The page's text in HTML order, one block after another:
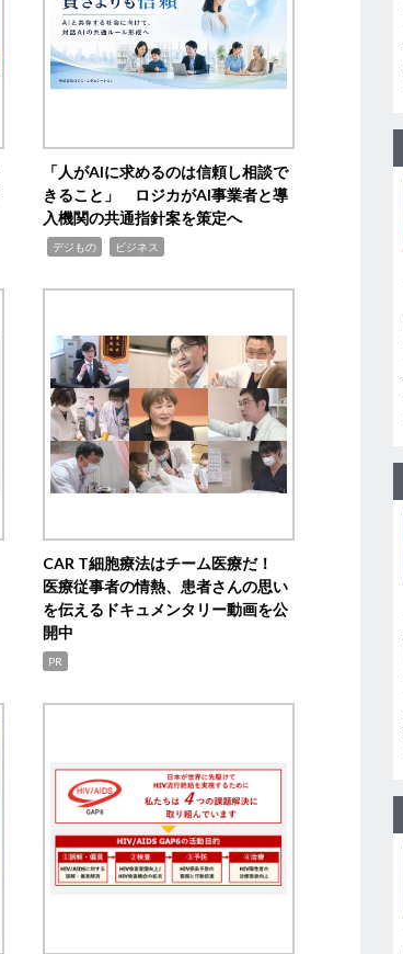
「人がAIに求めるのは信頼し相談で
きること」 ロジカがAI事業者と導
入機関の共通指針案を策定へ
デジもの ビジネス
CAR T細胞療法はチーム医療だ！
医療従事者の情熱、患者さんの思い
を伝えるドキュメンタリー動画を公
開中
PR